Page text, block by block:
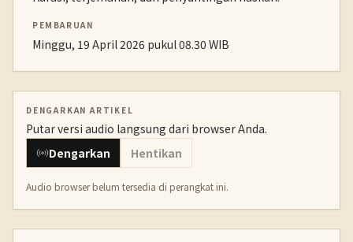
PEMBARUAN
Minggu, 19 April 2026 pukul 08.30 WIB
DENGARKAN ARTIKEL
Putar versi audio langsung dari browser Anda.
Dengarkan
Hentikan
Audio browser belum tersedia di perangkat ini.